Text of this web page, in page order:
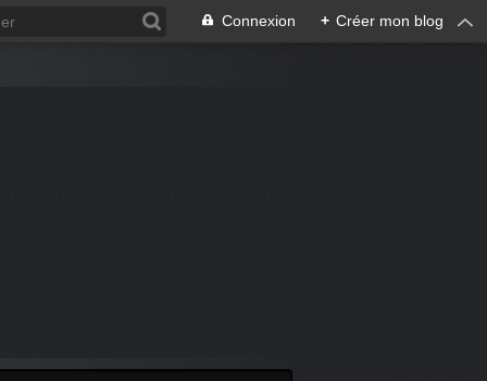
Connexion + Créer mon blog